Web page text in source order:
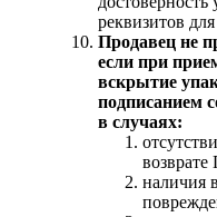
реквизитов
Продавец не
если при
вскрытие
подписанием
в случаях:
возврате
наличия